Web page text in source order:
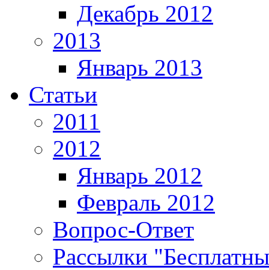
Декабрь 2012
2013
Январь 2013
Статьи
2011
2012
Январь 2012
Февраль 2012
Вопрос-Ответ
Рассылки